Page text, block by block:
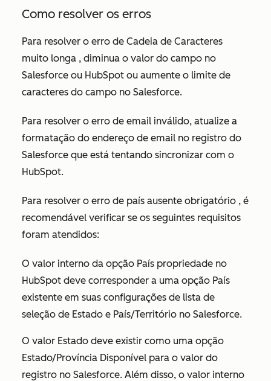
Como resolver os erros
Para resolver o erro de Cadeia de Caracteres
muito longa , diminua o valor do campo no
Salesforce ou HubSpot ou aumente o limite de
caracteres do campo no Salesforce.
Para resolver o erro de email inválido, atualize a
formatação do endereço de email no registro do
Salesforce que está tentando sincronizar com o
HubSpot.
Para resolver o erro de país ausente obrigatório , é
recomendável verificar se os seguintes requisitos
foram atendidos:
O valor interno da opção País propriedade no
HubSpot deve corresponder a uma opção País
existente em suas configurações de lista de
seleção de Estado e País/Território no Salesforce.
O valor Estado deve existir como uma opção
Estado/Província Disponível para o valor do
registro no Salesforce. Além disso, o valor interno